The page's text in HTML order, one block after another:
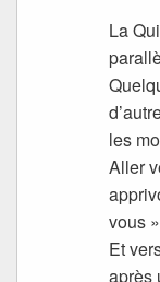
La
les
Aller
vous
Et
après